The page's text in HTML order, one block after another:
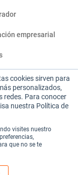
cookies sirven para
personalizados,
redes. Para conocer
nuestra Política de
visites nuestro
que no se te
empresarial
uso